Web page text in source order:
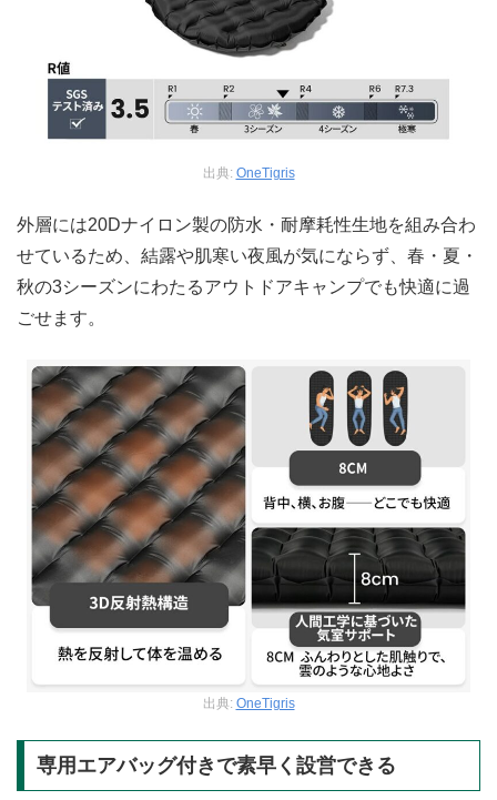
出典: OneTigris
外層には20Dナイロン製の防水・耐摩耗性生地を組み合わ
せているため、結露や肌寒い夜風が気にならず、春・夏・
秋の3シーズンにわたるアウトドアキャンプでも快適に過
ごせます。
出典: OneTigris
専用エアバッグ付きで素早く設営できる